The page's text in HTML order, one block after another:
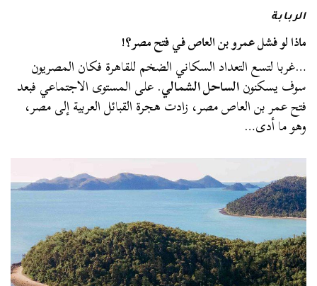
الربابة
ماذا لو فشل عمرو بن العاص في فتح مصر؟!
…غربا لتسع التعداد السكاني الضخم للقاهرة فكان المصريون
سوف يسكنونالساحل الشمالي. على المستوى الاجتماعي فبعد
فتح عمر بن العاص مصر، زادت هجرة القبائل العربية إلى مصر،
وهو ما أدى…